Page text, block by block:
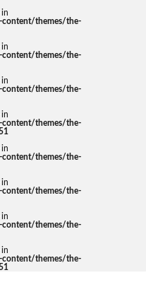
in
themes/the-
in
themes/the-
in
themes/the-
in
themes/the-
in
themes/the-
in
themes/the-
in
themes/the-
in
themes/the-